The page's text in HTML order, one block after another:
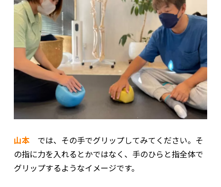
山本 では、その手でグリップしてみてください。そ
の指に力を入れるとかではなく、手のひらと指全体で
グリップするようなイメージです。